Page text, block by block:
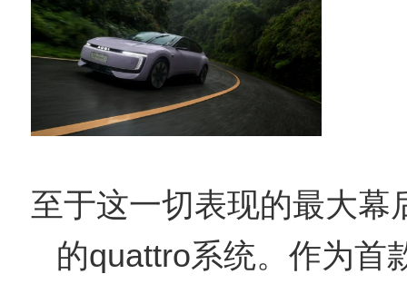
至于这一切表现的最大幕
的quattro系统。作为首